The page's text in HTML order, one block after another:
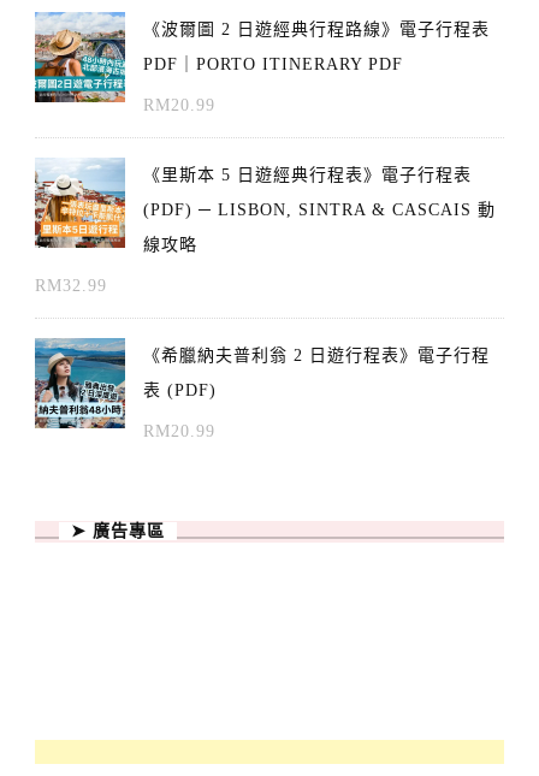
《波爾圖 2 日遊經典行程路線》電子行程表
PDF｜PORTO ITINERARY PDF
RM20.99
《里斯本 5 日遊經典行程表》電子行程表
(PDF) ─ LISBON, SINTRA & CASCAIS 動
線攻略
RM32.99
《希臘納夫普利翁 2 日遊行程表》電子行程
表 (PDF)
RM20.99
➤ 廣告專區